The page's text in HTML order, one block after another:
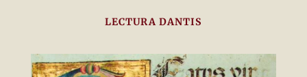
LECTURA DANTIS